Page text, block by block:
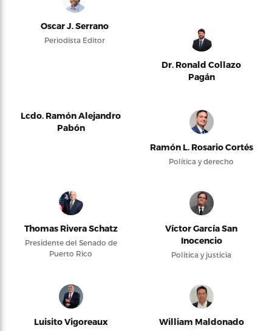
Oscar J. Serrano
Periodista Editor
Dr. Ronald Collazo
Pagán
Lcdo. Ramón Alejandro
Pabón
Ramón L. Rosario Cortés
Política y derecho
Thomas Rivera Schatz
Presidente del Senado de
Puerto Rico
Víctor García San
Inocencio
Política y justicia
Luisito Vigoreaux William Maldonado